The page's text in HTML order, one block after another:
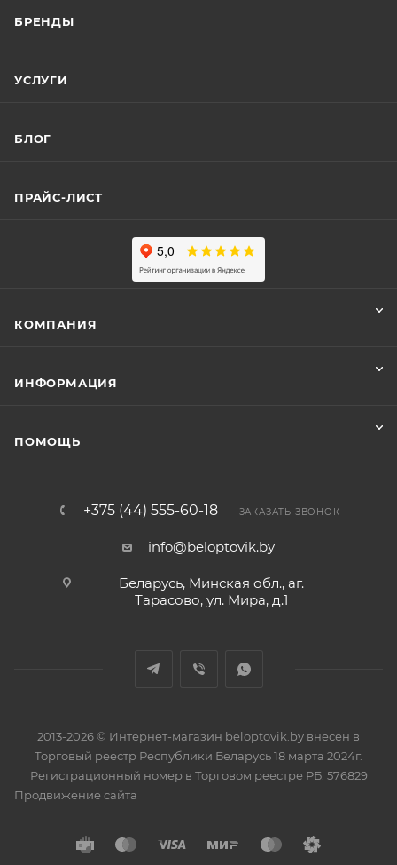
БРЕНДЫ
УСЛУГИ
БЛОГ
ПРАЙС-ЛИСТ
КОМПАНИЯ
ИНФОРМАЦИЯ
ПОМОЩЬ
+375 (44) 555-60-18 ЗАКАЗАТЬ ЗВОНОК
info@beloptovik.by
Беларусь, Минская обл., аг.
Тарасово, ул. Мира, д.1
2013-2026 © Интернет-магазин beloptovik.by внесен в
Торговый реестр Республики Беларусь 18 марта 2024г.
Регистрационный номер в Торговом реестре РБ: 576829
Продвижение сайта